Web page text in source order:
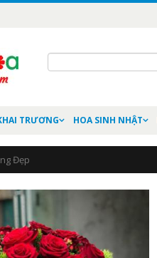
TRƯƠNG HOA SINH NHẬT
Đẹp